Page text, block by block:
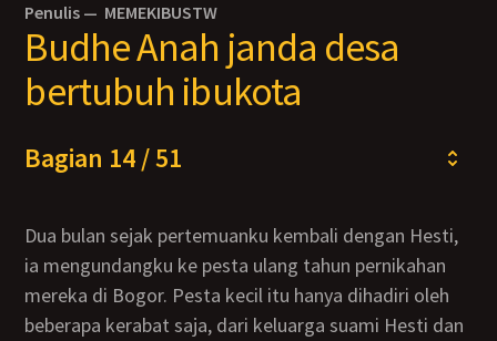
Penulis — MEMEKIBUSTW
Budhe Anah janda desa
bertubuh ibukota
Bagian 14 / 51
Dua bulan sejak pertemuanku kembali dengan Hesti,
ia mengundangku ke pesta ulang tahun pernikahan
mereka di Bogor. Pesta kecil itu hanya dihadiri oleh
beberapa kerabat saja, dari keluarga suami Hesti dan